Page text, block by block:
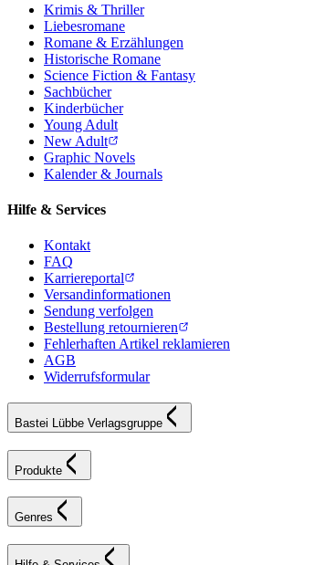
Krimis & Thriller
Liebesromane
Romane & Erzählungen
Historische Romane
Science Fiction & Fantasy
Sachbücher
Kinderbücher
Young Adult
New Adult
Graphic Novels
Kalender & Journals
Hilfe & Services
Kontakt
FAQ
Karriereportal
Versandinformationen
Sendung verfolgen
Bestellung retournieren
Fehlerhaften Artikel reklamieren
AGB
Widerrufsformular
Bastei Lübbe Verlagsgruppe
Produkte
Genres